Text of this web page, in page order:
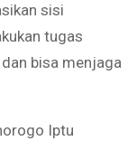
sisi
tugas
bisa menjaga
Iptu